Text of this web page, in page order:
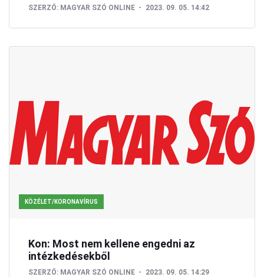
SZERZŐ: MAGYAR SZÓ ONLINE 2023. 09. 05. 14:42
KÖZÉLET/KORONAVÍRUS
Kon: Most nem kellene engedni az
intézkedésekből
SZERZŐ: MAGYAR SZÓ ONLINE 2023. 09. 05. 14:29